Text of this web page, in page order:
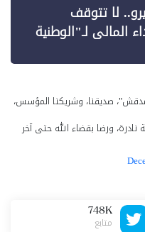
لا تتوقف
لـ"الوطنية
صديقنا، وشريكنا المؤسس،
ورضا بقضاء الله حتى آخر
748K
متابع